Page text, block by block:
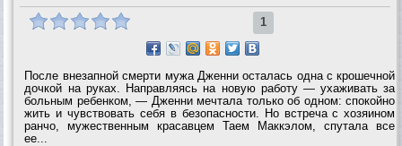
1
После внезапной смерти мужа Дженни осталась одна с крошечной
дочкой на руках. Направляясь на новую работу — ухаживать за
больным ребенком, — Дженни мечтала только об одном: спокойно
жить и чувствовать себя в безопасности. Но встреча с хозяином
ранчо, мужественным красавцем Таем Маккэлом, спутала все
ее...